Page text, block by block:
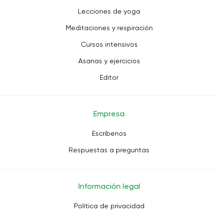
Lecciones de yoga
Meditaciones y respiración
Cursos intensivos
Asanas y ejercicios
Editor
Empresa
Escríbenos
Respuestas a preguntas
Información legal
Política de privacidad